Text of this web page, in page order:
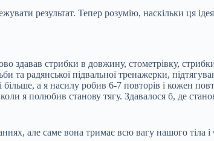
результат. Тепер розумію, наскільки ця ідея
здавав стрибки в довжину, стометрівку,
та радянської підвальної тренажерки,
більше, а я насилу робив 6-7 повторів і кожен
я полюбив станову тягу. Здавалося б, де
але саме вона тримає всю вагу нашого тіла